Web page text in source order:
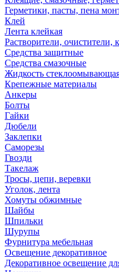
Герметики, пасты, пена
Клей
Лента клейкая
Растворители, очистители,
Средства защитные
Средства смазочные
Жидкость
Крепежные материалы
Анкеры
Болты
Гайки
Дюбели
Заклепки
Саморезы
Гвозди
Такелаж
Тросы, цепи, веревки
Уголок, лента
Хомуты обжимные
Шайбы
Шпильки
Шурупы
Фурнитура мебельная
Освещение декоративное
Декоративное освещение